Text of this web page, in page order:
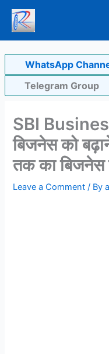
Skip
content
WhatsApp
Telegram Group
SBI
बिजनेस को
तक का
Leave a Comment / By